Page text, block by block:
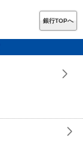
銀行TOPへ